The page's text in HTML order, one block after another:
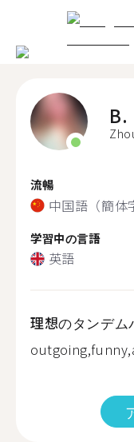
B.
流暢
中国語（簡体
学習中の言語
英語
理想のタンデム